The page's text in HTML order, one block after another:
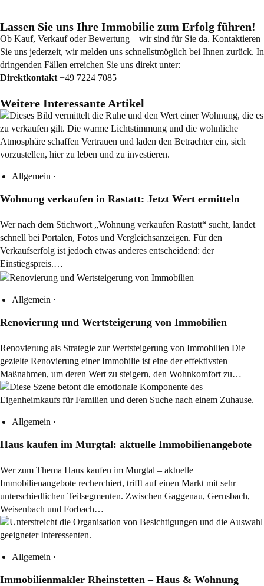
Lassen Sie uns Ihre Immobilie zum Erfolg führen!
Ob Kauf, Verkauf oder Bewertung – wir sind für Sie da. Kontaktieren
Sie uns jederzeit, wir melden uns schnellstmöglich bei Ihnen zurück. In
dringenden Fällen erreichen Sie uns direkt unter:
Direktkontakt +49 7224 7085
Weitere Interessante Artikel
Allgemein ·
Wohnung verkaufen in Rastatt: Jetzt Wert ermitteln
Wer nach dem Stichwort „Wohnung verkaufen Rastatt“ sucht, landet
schnell bei Portalen, Fotos und Vergleichsanzeigen. Für den
Verkaufserfolg ist jedoch etwas anderes entscheidend: der
Einstiegspreis.…
Allgemein ·
Renovierung und Wertsteigerung von Immobilien
Renovierung als Strategie zur Wertsteigerung von Immobilien Die
gezielte Renovierung einer Immobilie ist eine der effektivsten
Maßnahmen, um deren Wert zu steigern, den Wohnkomfort zu…
Allgemein ·
Haus kaufen im Murgtal: aktuelle Immobilienangebote
Wer zum Thema Haus kaufen im Murgtal – aktuelle
Immobilienangebote recherchiert, trifft auf einen Markt mit sehr
unterschiedlichen Teilsegmenten. Zwischen Gaggenau, Gernsbach,
Weisenbach und Forbach…
Allgemein ·
Immobilienmakler Rheinstetten – Haus & Wohnung